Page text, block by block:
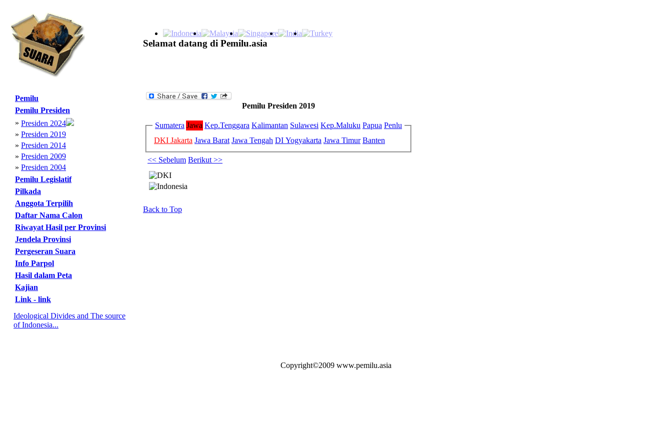
Selamat datang di Pemilu.asia
Pemilu
Pemilu Presiden
» Presiden 2024
» Presiden 2019
» Presiden 2014
» Presiden 2009
» Presiden 2004
Pemilu Legislatif
Pilkada
Anggota Terpilih
Daftar Nama Calon
Riwayat Hasil per Provinsi
Jendela Provinsi
Pergeseran Suara
Info Parpol
Hasil dalam Peta
Kajian
Link - link
Ideological Divides and The source
of Indonesia...
Pemilu Presiden 2019
Sumatera Jawa Kep.Tenggara Kalimantan Sulawesi Kep.Maluku Papua Penlu
DKI Jakarta Jawa Barat Jawa Tengah DI Yogyakarta Jawa Timur Banten
<< Sebelum Berikut >>
Back to Top
Copyright©2009 www.pemilu.asia